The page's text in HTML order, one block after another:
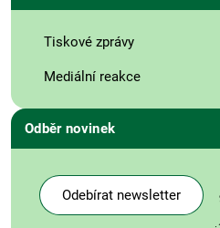
Tiskové zprávy
Mediální reakce
Odběr novinek
Odebírat newsletter